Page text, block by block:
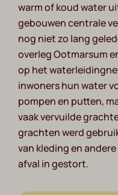
warm of koud water
gebouwen centrale
nog niet zo lang
overleg Ootmarsum
op het
inwoners hun water
pompen en putten,
vaak vervuilde
grachten werd
van kleding en
afval in gestort.